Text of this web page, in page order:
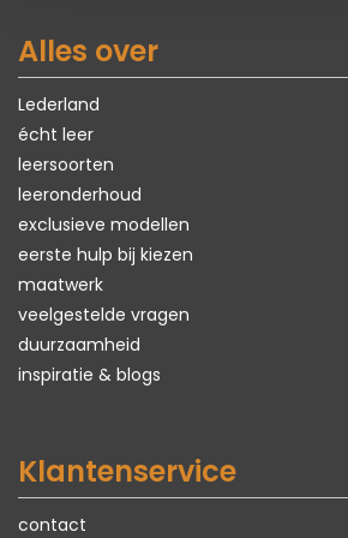
Alles over
Lederland
écht leer
leersoorten
leeronderhoud
exclusieve modellen
eerste hulp bij kiezen
maatwerk
veelgestelde vragen
duurzaamheid
inspiratie & blogs
Klantenservice
contact